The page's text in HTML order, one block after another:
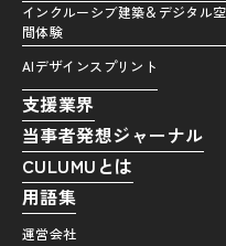
インクルーシブ建築＆デジタル空
間体験
AIデザインスプリント
支援業界
当事者発想ジャーナル
CULUMUとは
用語集
運営会社